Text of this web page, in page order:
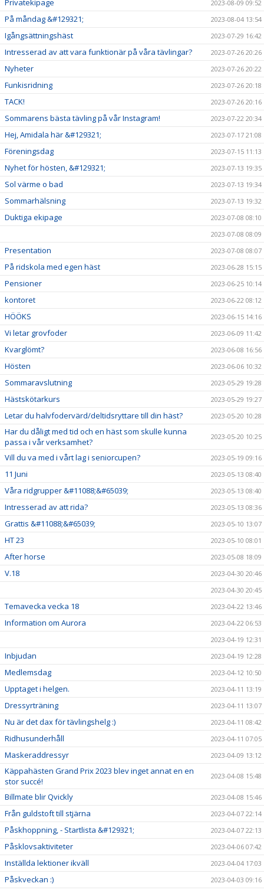
Privatekipage 2023-08-09 09:52
På måndag &#129321; 2023-08-04 13:54
Igångsättningshäst 2023-07-29 16:42
Intresserad av att vara funktionär på våra tävlingar? 2023-07-26 20:26
Nyheter 2023-07-26 20:22
Funkisridning 2023-07-26 20:18
TACK! 2023-07-26 20:16
Sommarens bästa tävling på vår Instagram! 2023-07-22 20:34
Hej, Amidala här &#129321; 2023-07-17 21:08
Föreningsdag 2023-07-15 11:13
Nyhet för hösten, &#129321; 2023-07-13 19:35
Sol värme o bad 2023-07-13 19:34
Sommarhälsning 2023-07-13 19:32
Duktiga ekipage
2023-07-08 08:10
2023-07-08 08:09
Presentation 2023-07-08 08:07
På ridskola med egen häst 2023-06-28 15:15
Pensioner 2023-06-25 10:14
kontoret 2023-06-22 08:12
HÖÖKS 2023-06-15 14:16
Vi letar grovfoder 2023-06-09 11:42
Kvarglömt? 2023-06-08 16:56
Hösten 2023-06-06 10:32
Sommaravslutning 2023-05-29 19:28
Hästskötarkurs 2023-05-29 19:27
Letar du halvfodervärd/deltidsryttare till din häst? 2023-05-20 10:28
Har du dåligt med tid och en häst som skulle kunna
passa i vår verksamhet?
2023-05-20 10:25
Vill du va med i vårt lag i seniorcupen? 2023-05-19 09:16
11 Juni 2023-05-13 08:40
Våra ridgrupper &#11088;&#65039; 2023-05-13 08:40
Intresserad av att rida? 2023-05-13 08:36
Grattis &#11088;&#65039; 2023-05-10 13:07
HT 23 2023-05-10 08:01
After horse 2023-05-08 18:09
V.18
2023-04-30 20:46
2023-04-30 20:45
Temavecka vecka 18 2023-04-22 13:46
Information om Aurora
2023-04-22 06:53
2023-04-19 12:31
Inbjudan 2023-04-19 12:28
Medlemsdag 2023-04-12 10:50
Upptaget i helgen. 2023-04-11 13:19
Dressyrträning 2023-04-11 13:07
Nu är det dax för tävlingshelg :) 2023-04-11 08:42
Ridhusunderhåll 2023-04-11 07:05
Maskeraddressyr 2023-04-09 13:12
Käppahästen Grand Prix 2023 blev inget annat en en
stor succé!
2023-04-08 15:48
Billmate blir Qvickly 2023-04-08 15:46
Från guldstoft till stjärna 2023-04-07 22:14
Påskhoppning, - Startlista &#129321; 2023-04-07 22:13
Påsklovsaktiviteter 2023-04-06 07:42
Inställda lektioner ikväll 2023-04-04 17:03
Påskveckan :) 2023-04-03 09:16